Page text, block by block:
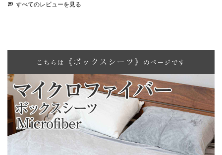
すべてのレビューを見る